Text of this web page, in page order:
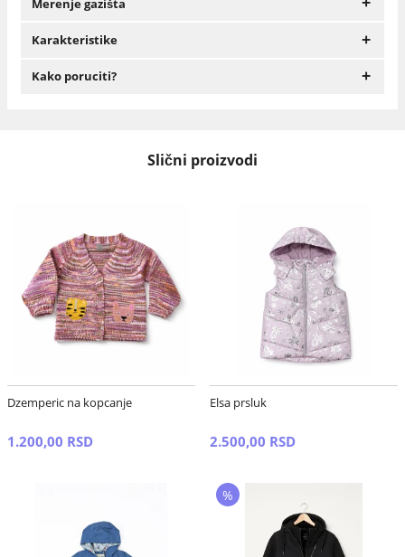
Merenje gazišta
Karakteristike +
Kako poruciti? +
Slični proizvodi
Dzemperic na kopcanje
1.200,00 RSD
Elsa prsluk
2.500,00 RSD
%